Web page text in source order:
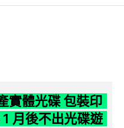
實體光碟 包裝印
月後不出光碟遊